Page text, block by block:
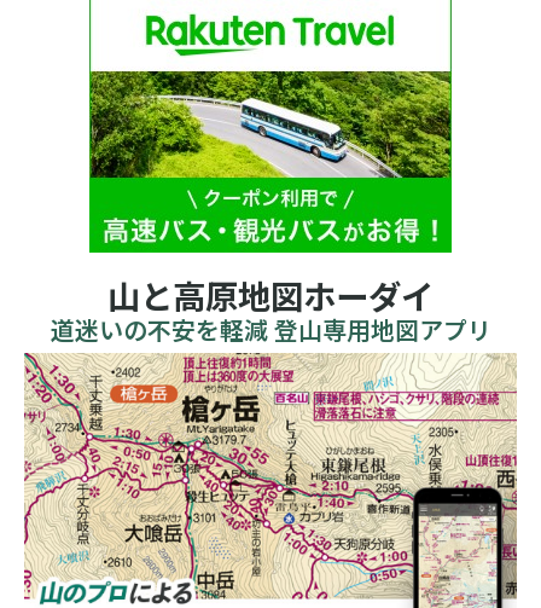
山と高原地図ホーダイ
道迷いの不安を軽減 登山専用地図アプリ